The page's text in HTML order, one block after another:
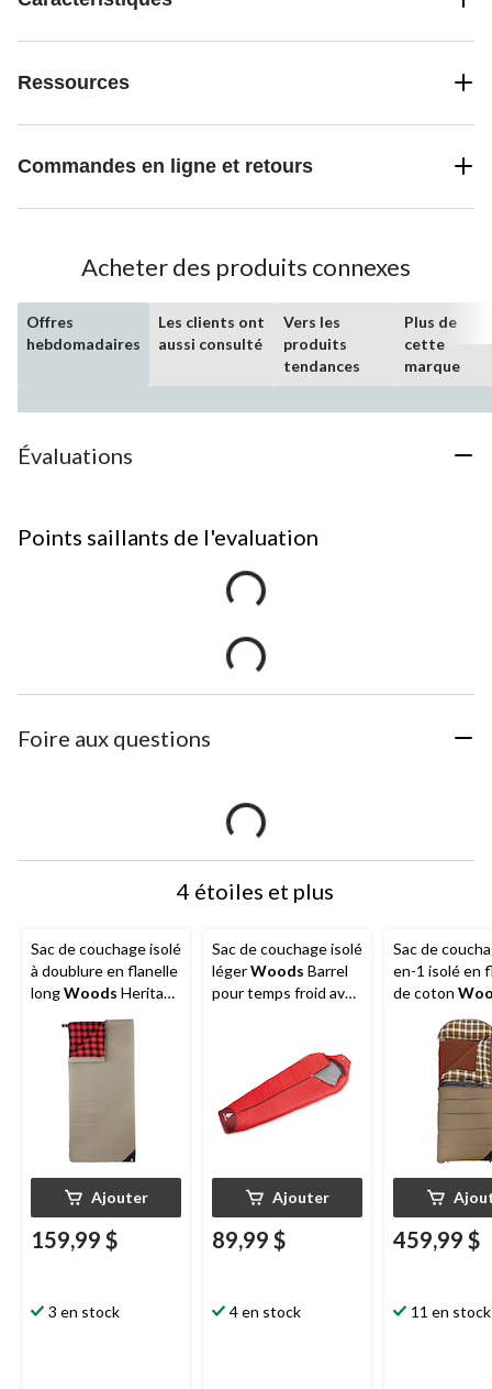
Ressources
Commandes en ligne et retours
Acheter des produits connexes
Offres
hebdomadaires
Les clients ont
aussi consulté
Vers les
produits
tendances
Plus de
cette
marque
Évaluations
Points saillants de l'evaluation
Foire aux questions
4 étoiles et plus
Sac de couchage isolé
à doublure en flanelle
longWoods Heritage
compression, -10 °C
Ajouter
159,99 $
3 en stock
Sac de couchage isolé
légerWoods Barrel
pour temps froid avec
Ajouter
89,99 $
4 en stock
Sac de
en-1 isolé en
de coton
Yukon 10
sport, -45 °C
459,99 $
11 en stock